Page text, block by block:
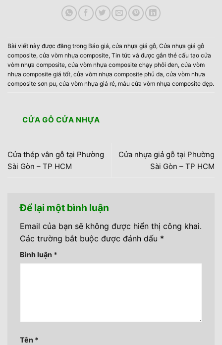
Bài viết này được đăng trong Báo giá, cửa nhựa giả gỗ, Cửa nhựa giả gỗ
composite, cửa vòm nhựa composite, Tin tức và được gắn thẻ cấu tạo cửa
vòm nhựa composite, cửa vòm nhựa composite chạy phôi đen, cửa vòm
nhựa composite giá tốt, cửa vòm nhựa composite phủ da, cửa vòm nhựa
composite sơn pu, cửa vòm nhựa giá rẻ, mẫu cửa vòm nhựa composite đẹp.
CỬA GỖ CỬA NHỰA
Cửa thép vân gỗ tại Phường
Sài Gòn – TP HCM
Cửa nhựa giả gỗ tại Phường
Sài Gòn – TP HCM
Để lại một bình luận
Email của bạn sẽ không được hiển thị công khai.
Các trường bắt buộc được đánh dấu *
Bình luận *
Tên *